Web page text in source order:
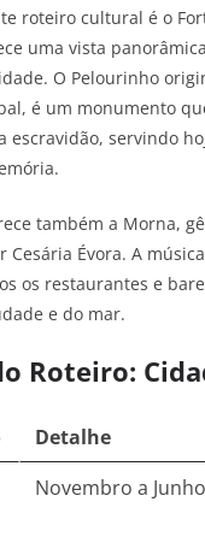
roteiro cultural é o
uma vista
O Pelourinho
é um monumento
escravidão, servindo
também a Morna,
Cesária Évora. A
os restaurantes e
e do mar.
Roteiro:
Detalhe
Novembro a